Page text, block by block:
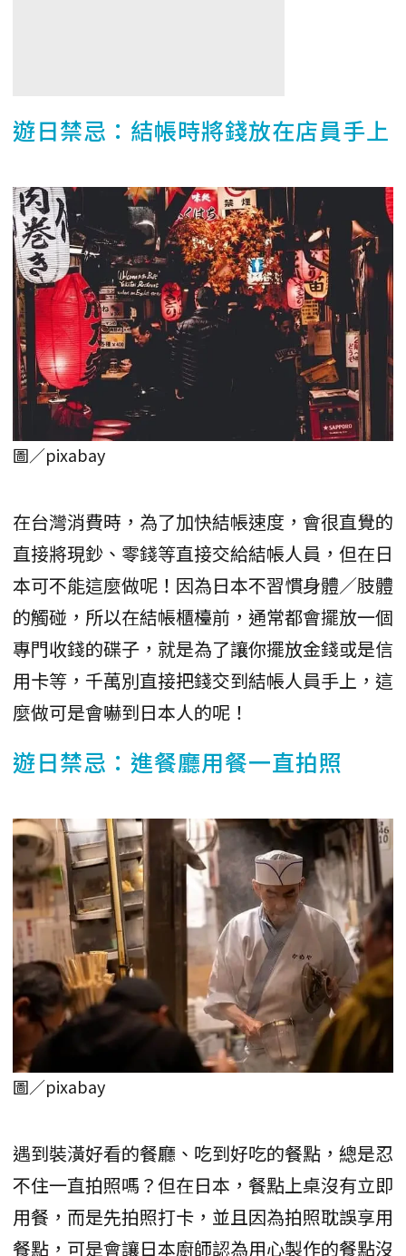
遊日禁忌：結帳時將錢放在店員手上
圖／pixabay
在台灣消費時，為了加快結帳速度，會很直覺的
直接將現鈔、零錢等直接交給結帳人員，但在日
本可不能這麼做呢！因為日本不習慣身體／肢體
的觸碰，所以在結帳櫃檯前，通常都會擺放一個
專門收錢的碟子，就是為了讓你擺放金錢或是信
用卡等，千萬別直接把錢交到結帳人員手上，這
麼做可是會嚇到日本人的呢！
遊日禁忌：進餐廳用餐一直拍照
圖／pixabay
遇到裝潢好看的餐廳、吃到好吃的餐點，總是忍
不住一直拍照嗎？但在日本，餐點上桌沒有立即
用餐，而是先拍照打卡，並且因為拍照耽誤享用
餐點，可是會讓日本廚師認為用心製作的餐點沒